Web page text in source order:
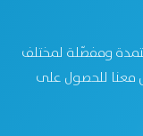
ومفصّلة لمختلف
ناجحة. تواصل معنا للحصول على